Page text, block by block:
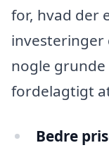
for, hvad der
investeringer
nogle
fordelagtigt
Bedre